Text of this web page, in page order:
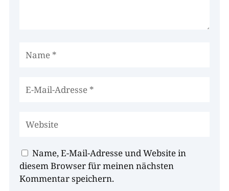
Name, E-Mail-Adresse und Website in
diesem Browser für meinen nächsten
Kommentar speichern.